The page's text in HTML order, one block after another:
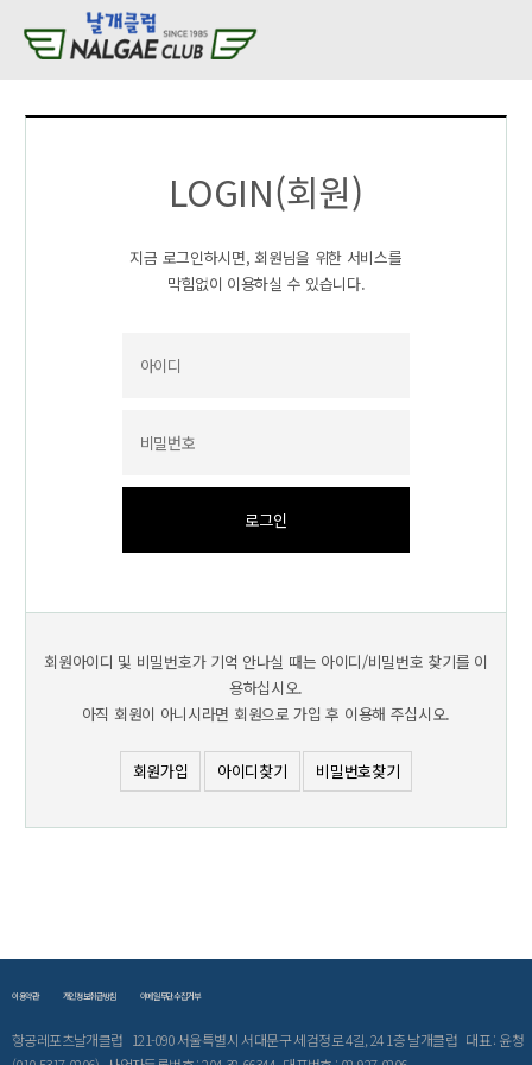
LOGIN(회원)
지금 로그인하시면, 회원님을 위한 서비스를
막힘없이 이용하실 수 있습니다.
회원아이디 및 비밀번호가 기억 안나실 때는 아이디/비밀번호 찾기를 이
용하십시오.
아직 회원이 아니시라면 회원으로 가입 후 이용해 주십시오.
회원가입 아이디찾기 비밀번호찾기
이용약관 개인정보취급방침 이메일무단수집거부
항공레포츠날개클럽 121-090 서울특별시 서대문구 세검정로 4길, 24 1층 날개클럽 대표 : 윤청